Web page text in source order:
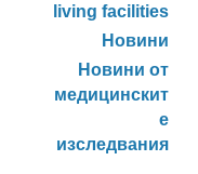
living facilities
Новини
Новини от
медицинскит
е
изследвания